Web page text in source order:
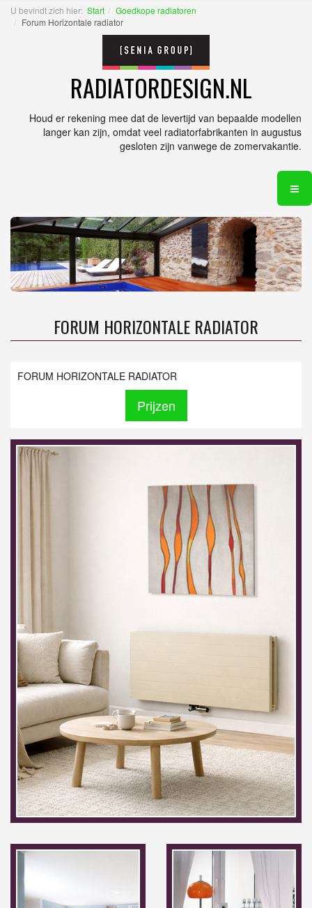
U bevindt zich hier: Start
Goedkope radiatoren
Forum Horizontale radiator
RADIATORDESIGN.NL
Houd er rekening mee dat de levertijd van bepaalde modellen
langer kan zijn, omdat veel radiatorfabrikanten in augustus
gesloten zijn vanwege de zomervakantie.
FORUM HORIZONTALE RADIATOR
FORUM HORIZONTALE RADIATOR
Prijzen